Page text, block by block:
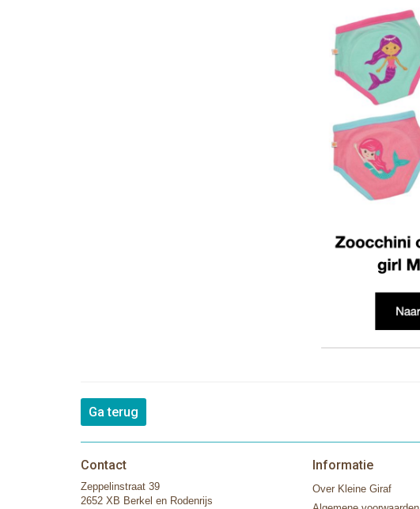
Ga terug
Contact
Zeppelinstraat 39
2652 XB Berkel en Rodenrijs
Informatie
Over Kleine Giraf